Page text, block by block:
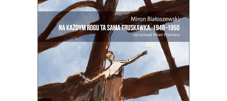
TRUSKAWKA
Zupełnie nowe miasto. Jakaś inna
Warszawa na starych śmieciach. Skąd
się wzięła?
50.00zł 25.00zł